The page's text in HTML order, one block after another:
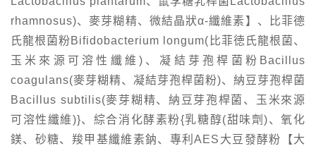
rhamnosus)、麥芽糊精、微結晶狀α-纖維素】、比菲德
氏龍根菌粉Bifidobacterium longum(比菲徳氏龍根菌、
玉米來源可溶性纖維)、凝結芽孢桿菌粉Bacillus
coagulans(麥芽糊精、凝結芽孢桿菌粉)、納豆芽孢桿菌
Bacillus subtilis(麥芽糊精、納豆芽孢桿菌、玉米來源
可溶性纖維)}、綜合消化酵素粉{乳糖醇(甜味劑)、氧化
鎂、砂糖、羧甲基纖維素鈉、專利AES大豆發酵粉【大